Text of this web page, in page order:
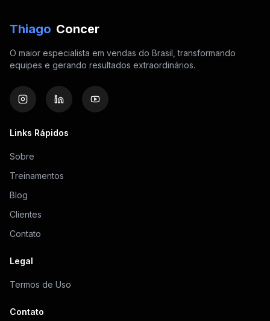
Thiago Concer
O maior especialista em vendas do Brasil, transformando
equipes e gerando resultados extraordinários.
Links Rápidos
Sobre
Treinamentos
Blog
Clientes
Contato
Legal
Termos de Uso
Contato